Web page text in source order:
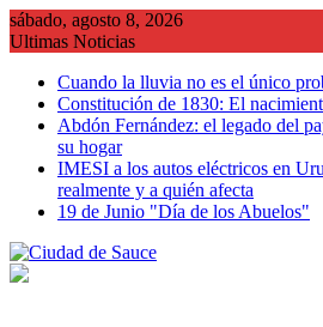
Saltar
al
sábado, agosto 8, 2026
Ultimas Noticias
Cuando la lluvia no es el único
Constitución de 1830: El
Abdón Fernández: el legado del
su hogar
IMESI a los autos eléctricos en
realmente y a quién afecta
19 de Junio "Día de los Abuelos"